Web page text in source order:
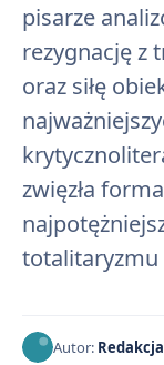
pisarze
rezygnację z
oraz siłę
zwięzła
totalitaryzmu
Autor: